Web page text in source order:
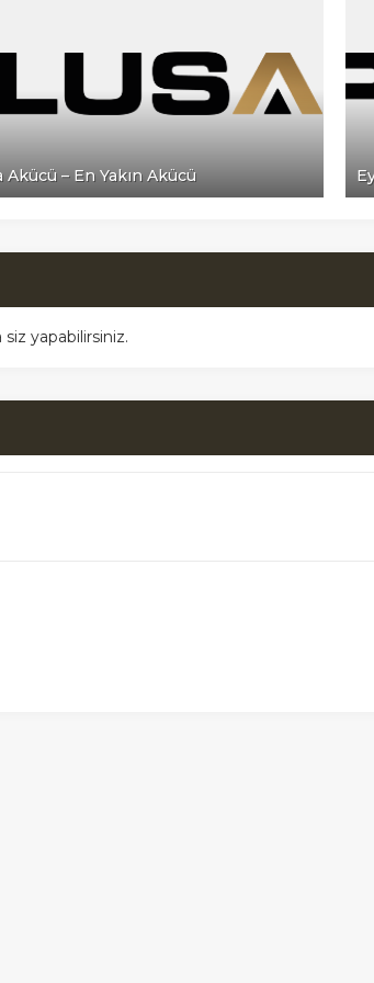
Akücü – En Yakın Akücü
siz yapabilirsiniz.